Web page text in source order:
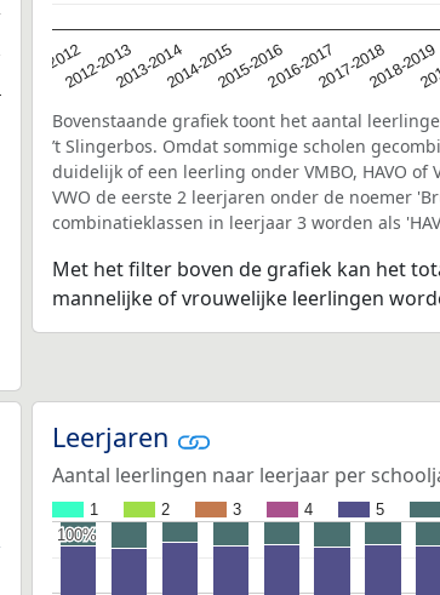
2011-20122012-20132013-20142014-20152015-20162016-20172017-20182018-2019
Bovenstaande grafiek toont het aantal
’t Slingerbos. Omdat sommige scholen
duidelijk of een leerling onder VMBO, HAVO of
VWO de eerste 2 leerjaren onder de noemer
combinatieklassen in leerjaar 3 worden als
Met het filter boven de grafiek kan het
mannelijke of vrouwelijke leerlingen
Leerjaren
Aantal leerlingen naar leerjaar per
1 2 3 4 5
100%
100%